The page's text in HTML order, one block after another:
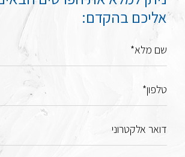
אליכם בהקדם:
שם מלא*
טלפון*
דואר אלקטרוני